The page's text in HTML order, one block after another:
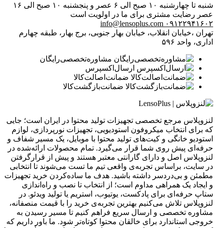
شنبه تا چهارشنبه ۱۰ صبح الی ۶ عصر و پنجشنبه ۱۰ صبح الی ۱۶
عصر رضایت مشتری برای ما در اولویت است
۰۹۱۲۲۹۴۱۶۰۲ info@lensoplus.com
تهران ،خیابان انقلاب، خیابان بهار جنوبی، برج بهار، طبقه چهارم
اداری، واحد ۵۹۶
مشاوره‌تخصصی‌رایگان
ارسال‌اکسپرس
ضمانت‌اصالت‌کالا
ضمانت‌بازگشت‌کالا
لنزوپلاس مرجع تخصصی تجهیزات تولید محتوا در ایران است؛ جایی
که برای انتخاب میکروفون استودیویی، تجهیزات نورپردازی، لوازم
استودیو خانگی و کیت‌های تولید محتوا با موبایل، یک مسیر شفاف و
حرفه‌ای پیش روی شما قرار می‌گیرد. تمام محصولات ارائه‌شده در
لنزوپلاس اصل و دارای گارانتی معتبر هستند و پیش از قرارگرفتن
در سایت، براساس تجربه‌ی واقعی تیم ما تست می‌شوند تا انتخابی
مطمئن و بی‌دردسر داشته باشید. هدف ما ساده‌کردن خرید تجهیزات
و ایجاد یک همراهی مداوم است؛ از انتخاب تا نصب و راه‌اندازی
ستاپ حرفه‌ای برای پادکست، یوتیوب، استریم یا تولید ویدئو. در
لنزوپلاس تلاش می‌کنیم بهترین تجربه‌ی خرید را با قیمت منصفانه،
مشاوره تخصصی و ارسال سریع فراهم کنیم تا مسیر رسیدن به
خروجی استاندارد برای خالقان محتوا کوتاه‌تر شود. ما باور داریم که